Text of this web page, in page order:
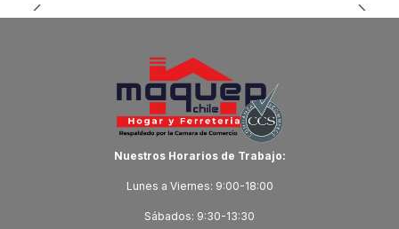
Nuestros Horarios de Trabajo:
Lunes a Viernes: 9:00-18:00
Sábados: 9:30-13:30